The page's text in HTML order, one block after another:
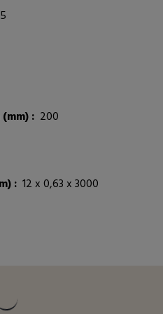
: 200
: 12 x 0,63 x 3000